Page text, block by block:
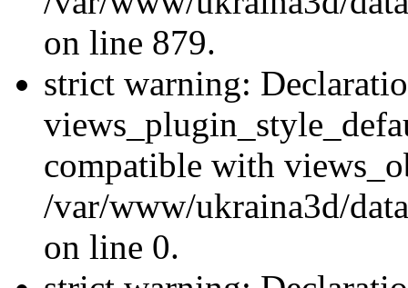
on line 879.
strict warning:
compatible with
/var/www/ukraina3d/
on line 0.